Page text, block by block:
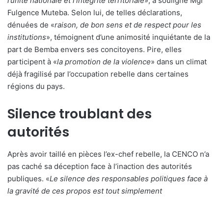
Fulgence Muteba. Selon lui, de telles déclarations,
dénuées de «raison, de bon sens et de respect pour les
institutions», témoignent d’une animosité inquiétante de la
part de Bemba envers ses concitoyens. Pire, elles
participent à «la promotion de la violence» dans un climat
déjà fragilisé par l’occupation rebelle dans certaines
régions du pays.
Silence troublant des
autorités
Après avoir taillé en pièces l’ex-chef rebelle, la CENCO n’a
pas caché sa déception face à l’inaction des autorités
publiques. «Le silence des responsables politiques face à
la gravité de ces propos est tout simplement